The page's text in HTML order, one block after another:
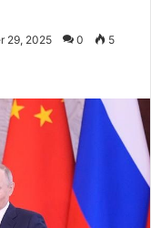
29, 2025 0 5